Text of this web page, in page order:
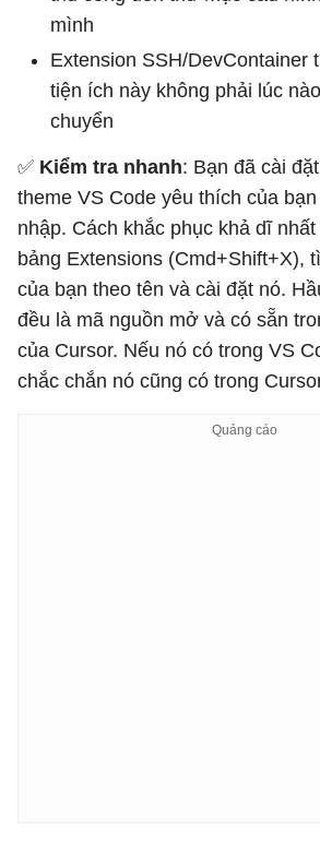
mình
Extension SSH/
tiện ích này không phải lúc
chuyển
✅ Kiểm tra nhanh: Bạn đã cài
theme VS Code yêu thích của
nhập. Cách khắc phục khả dĩ
bảng Extensions (Cmd+Shift+X),
của bạn theo tên và cài đặt nó.
đều là mã nguồn mở và có sẵn
của Cursor. Nếu nó có trong VS
chắc chắn nó cũng có trong